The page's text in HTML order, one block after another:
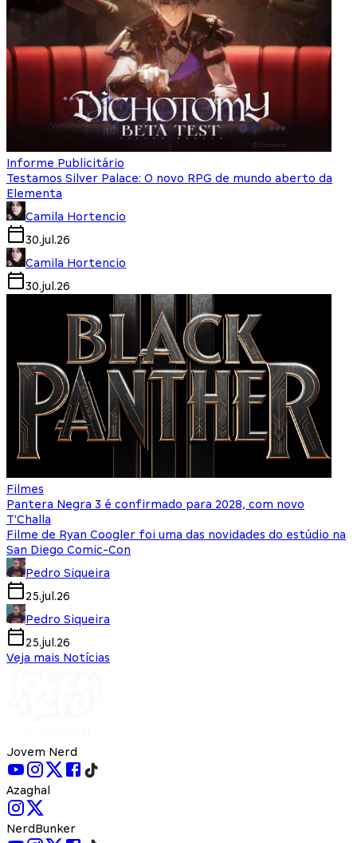
Informe Publicitário
Testamos Silver Palace: O novo RPG de mundo aberto da
Elementa
Camila Hortencio
30.jul.26
Camila Hortencio
30.jul.26
Filmes
Pantera Negra 3 é confirmado para 2028, com novo
T'Challa
Filme de Ryan Coogler foi uma das novidades do estúdio na
San Diego Comic-Con
Pedro Siqueira
25.jul.26
Pedro Siqueira
25.jul.26
Veja mais Notícias
Jovem Nerd
Azaghal
NerdBunker